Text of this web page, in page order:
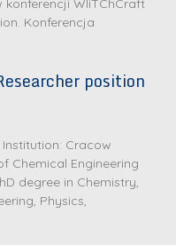
konferencji WIiTChCraft
Konferencja
position
Cracow
Chemical Engineering
degree in Chemistry,
Physics,